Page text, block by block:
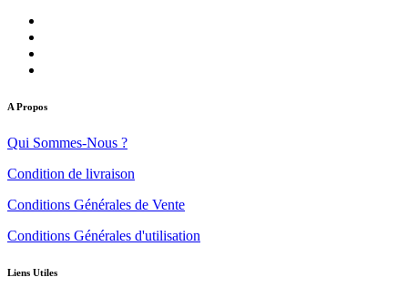
A Propos
Qui Sommes-Nous ?
Condition de livraison
Conditions Générales de Vente
Conditions Générales d'utilisation
Liens Utiles